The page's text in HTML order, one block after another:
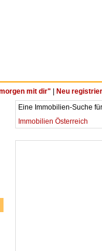
mit dir" Neu
Eine Immobilien-Suche
Immobilien Österreich